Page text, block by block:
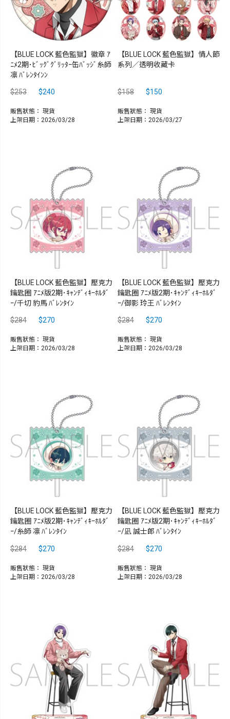
【BLUE LOCK 藍色監獄】徽章 ｱ
ﾆﾒ2期･ﾋﾞｯｸﾞｸﾞﾘｯﾀｰ缶ﾊﾞｯｼﾞ糸師
凛 ﾊﾞﾚﾝﾀｲﾝﾝ
$253 $240
販售狀態： 現貨
上架日期：2026/03/28
【BLUE LOCK 藍色監獄】情人節
系列／透明收藏卡
$158 $150
販售狀態： 現貨
上架日期：2026/03/27
【BLUE LOCK 藍色監獄】壓克力
鑰匙圈 ｱﾆﾒ版2期･ｷｬﾝﾃﾞｨｷｰﾎﾙﾀﾞ
ｰ/千切 豹馬 ﾊﾞﾚﾝﾀｲﾝ
$284 $270
販售狀態： 現貨
上架日期：2026/03/28
【BLUE LOCK 藍色監獄】壓克力
鑰匙圈 ｱﾆﾒ版2期･ｷｬﾝﾃﾞｨｷｰﾎﾙﾀﾞ
ｰ/御影 玲王 ﾊﾞﾚﾝﾀｲﾝ
$284 $270
販售狀態： 現貨
上架日期：2026/03/28
【BLUE LOCK 藍色監獄】壓克力
鑰匙圈 ｱﾆﾒ版2期･ｷｬﾝﾃﾞｨｷｰﾎﾙﾀﾞ
ｰ/糸師 凛 ﾊﾞﾚﾝﾀｲﾝ
$284 $270
販售狀態： 現貨
上架日期：2026/03/28
【BLUE LOCK 藍色監獄】壓克力
鑰匙圈 ｱﾆﾒ版2期･ｷｬﾝﾃﾞｨｷｰﾎﾙﾀﾞ
ｰ/凪 誠士郎 ﾊﾞﾚﾝﾀｲﾝ
$284 $270
販售狀態： 現貨
上架日期：2026/03/28